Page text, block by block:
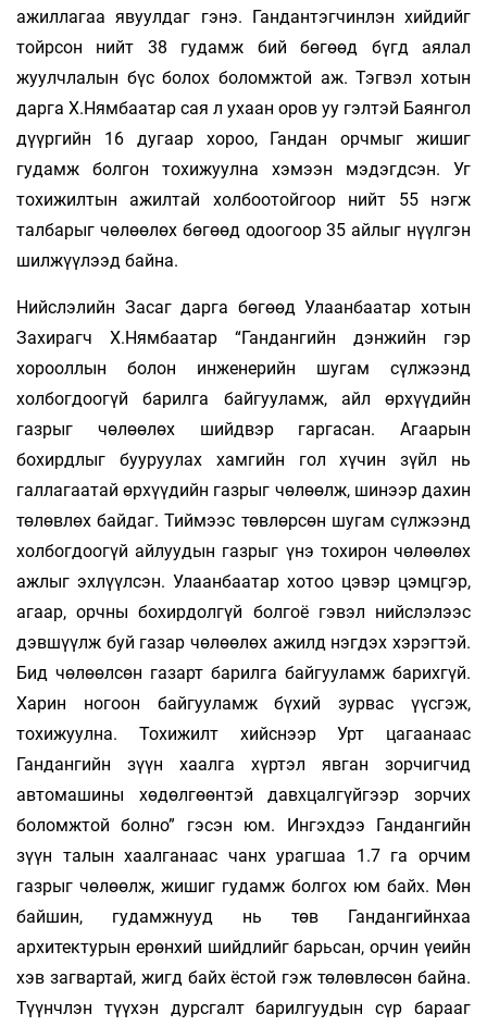
ажиллагаа явуулдаг гэнэ. Гандантэгчинлэн хийдийг
тойрсон нийт 38 гудамж бий бөгөөд бүгд аялал
жуулчлалын бүс болох боломжтой аж. Тэгвэл хотын
дарга Х.Нямбаатар сая л ухаан оров уу гэлтэй Баянгол
дүүргийн 16 дугаар хороо, Гандан орчмыг жишиг
гудамж болгон тохижуулна хэмээн мэдэгдсэн. Уг
тохижилтын ажилтай холбоотойгоор нийт 55 нэгж
талбарыг чөлөөлөх бөгөөд одоогоор 35 айлыг нүүлгэн
шилжүүлээд байна.
Нийслэлийн Засаг дарга бөгөөд Улаанбаатар хотын
Захирагч Х.Нямбаатар “Гандангийн дэнжийн гэр
хорооллын болон инженерийн шугам сүлжээнд
холбогдоогүй барилга байгууламж, айл өрхүүдийн
газрыг чөлөөлөх шийдвэр гаргасан. Агаарын
бохирдлыг бууруулах хамгийн гол хүчин зүйл нь
галлагаатай өрхүүдийн газрыг чөлөөлж, шинээр дахин
төлөвлөх байдаг. Тиймээс төвлөрсөн шугам сүлжээнд
холбогдоогүй айлуудын газрыг үнэ тохирон чөлөөлөх
ажлыг эхлүүлсэн. Улаанбаатар хотоо цэвэр цэмцгэр,
агаар, орчны бохирдолгүй болгоё гэвэл нийслэлээс
дэвшүүлж буй газар чөлөөлөх ажилд нэгдэх хэрэгтэй.
Бид чөлөөлсөн газарт барилга байгууламж барихгүй.
Харин ногоон байгууламж бүхий зурвас үүсгэж,
тохижуулна. Тохижилт хийснээр Урт цагаанаас
Гандангийн зүүн хаалга хүртэл явган зорчигчид
автомашины хөдөлгөөнтэй давхцалгүйгээр зорчих
боломжтой болно” гэсэн юм. Ингэхдээ Гандангийн
зүүн талын хаалганаас чанх урагшаа 1.7 га орчим
газрыг чөлөөлж, жишиг гудамж болгох юм байх. Мөн
байшин, гудамжнууд нь төв Гандангийнхаа
архитектурын ерөнхий шийдлийг барьсан, орчин үеийн
хэв загвартай, жигд байх ёстой гэж төлөвлөсөн байна.
Түүнчлэн түүхэн дурсгалт барилгуудын сүр барааг